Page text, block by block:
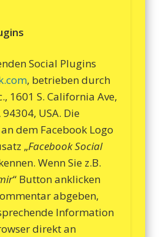
Social Plugins
, betrieben durch
1601 S. California Ave,
USA. Die
dem Facebook Logo
„Facebook Social
Wenn Sie z.B.
“ Button anklicken
abgeben,
Information
direkt an